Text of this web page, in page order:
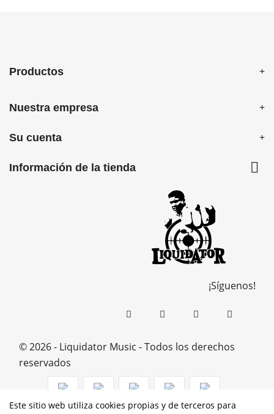
Productos
Nuestra empresa
Su cuenta
Información de la tienda 
¡Síguenos!
Este sitio web utiliza cookies propias y de terceros para
© 2026 - Liquidator Music - Todos los derechos
reservados